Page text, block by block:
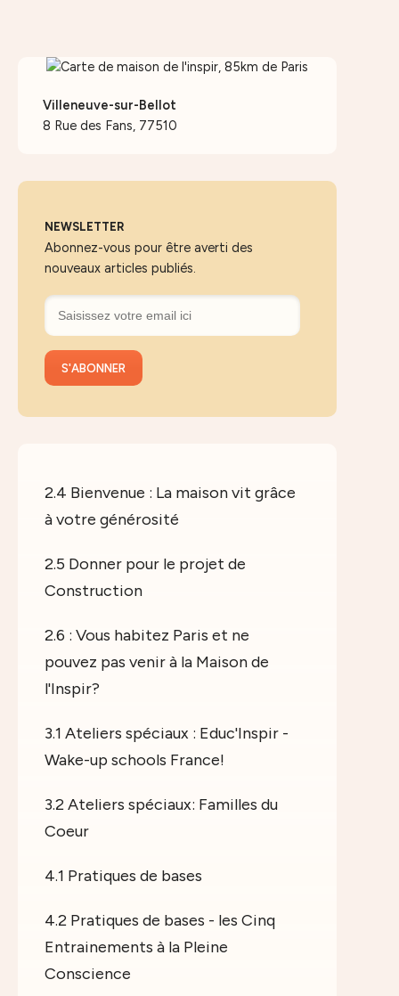
Villeneuve-sur-Bellot
8 Rue des Fans, 77510
NEWSLETTER
Abonnez-vous pour être averti des
nouveaux articles publiés.
2.4 Bienvenue : La maison vit grâce
à votre générosité
2.5 Donner pour le projet de
Construction
2.6 : Vous habitez Paris et ne
pouvez pas venir à la Maison de
l'Inspir?
3.1 Ateliers spéciaux : Educ'Inspir -
Wake-up schools France!
3.2 Ateliers spéciaux: Familles du
Coeur
4.1 Pratiques de bases
4.2 Pratiques de bases - les Cinq
Entrainements à la Pleine
Conscience